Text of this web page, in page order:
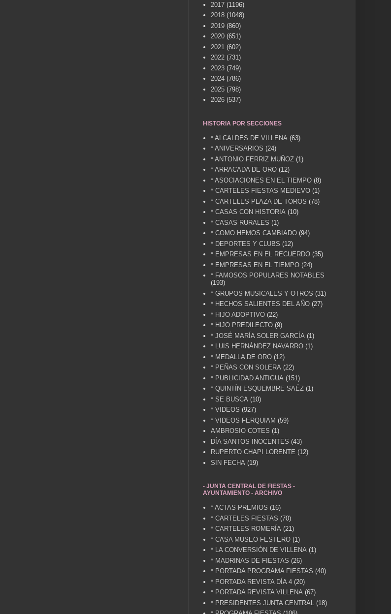
2017 (1196)
2018 (1048)
2019 (860)
2020 (651)
2021 (602)
2022 (731)
2023 (749)
2024 (786)
2025 (798)
2026 (537)
HISTORIA POR SECCIONES
* ALCALDES DE VILLENA (63)
* ANIVERSARIOS (24)
* ANTONIO FERRIZ MUÑOZ (1)
* ARRACADA DE ORO (12)
* ASOCIACIONES EN EL TIEMPO (8)
* CARTELES FIESTAS MEDIEVO (1)
* CARTELES PLAZA DE TOROS (78)
* CASAS CON HISTORIA (10)
* CASAS RURALES (1)
* COMO HEMOS CAMBIADO (94)
* DEPORTES Y CLUBS (12)
* EMPRESAS EN EL RECUERDO (35)
* EMPRESAS EN EL TIEMPO (24)
* FAMOSOS POPULARES NOTABLES
(193)
* GRUPOS MUSICALES Y OTROS (31)
* HECHOS SALIENTES DEL AÑO (27)
* HIJO ADOPTIVO (22)
* HIJO PREDILECTO (9)
* JOSÉ MARÍA SOLER GARCÍA (1)
* LUIS HERNÁNDEZ NAVARRO (1)
* MEDALLA DE ORO (12)
* PEÑAS CON SOLERA (22)
* PUBLICIDAD ANTIGUA (151)
* QUINTÍN ESQUEMBRE SAÉZ (1)
* SE BUSCA (10)
* VIDEOS (927)
* VIDEOS FERQUIAM (59)
AMBROSIO COTES (1)
DÍA SANTOS INOCENTES (43)
RUPERTO CHAPI LORENTE (12)
SIN FECHA (19)
- JUNTA CENTRAL DE FIESTAS -
AYUNTAMIENTO - ARCHIVO
* ACTAS PREMIOS (16)
* CARTELES FIESTAS (70)
* CARTELES ROMERÍA (21)
* CASA MUSEO FESTERO (1)
* LA CONVERSIÓN DE VILLENA (1)
* MADRINAS DE FIESTAS (26)
* PORTADA PROGRAMA FIESTAS (40)
* PORTADA REVISTA DÍA 4 (20)
* PORTADA REVISTA VILLENA (67)
* PRESIDENTES JUNTA CENTRAL
(18)